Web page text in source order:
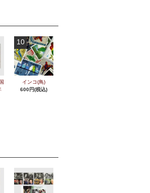
10
インコ(鳥)
600円(税込)